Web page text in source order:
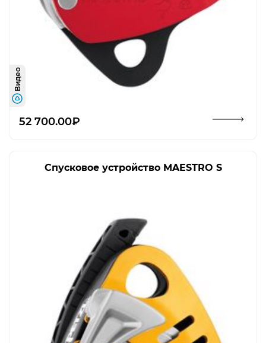
Видео
52 700.00₽
Спусковое устройство MAESTRO S